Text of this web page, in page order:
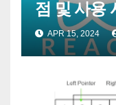
점 및 사용
APR 15, 2024